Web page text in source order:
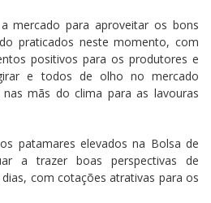
mercado para aproveitar os bons
praticados neste momento, com
positivos para os produtores e
e todos de olho no mercado
mãs do clima para as lavouras
patamares elevados na Bolsa de
a trazer boas perspectivas de
com cotações atrativas para os